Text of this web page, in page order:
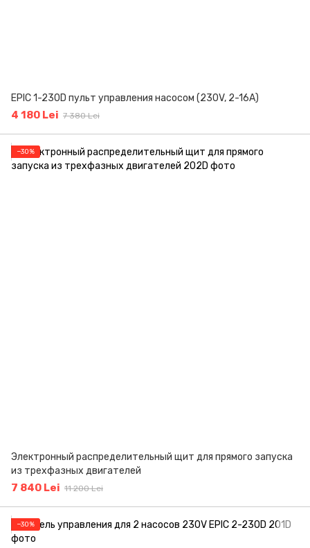
EPIC 1-230D пульт управления насосом (230V, 2-16A)
4 180 Lei 7 380 Lei
−30%
Электронный распределительный щит для прямого запуска
из трехфазных двигателей
7 840 Lei 11 200 Lei
−30%